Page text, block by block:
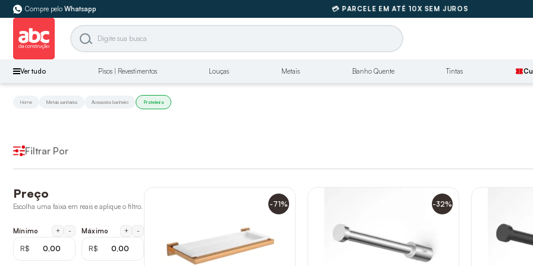
Compre pelo Whatsapp 💳 PARCELE EM ATÉ 10X SEM JUROS
FRETE GRÁTIS SUL E SUDESTE
🚚
Ver tudo Pisos | Revestimentos Louças Metais Banho Quente Tintas confirmation_number
Home Metais sanitários Acessorios banheiro Prateleira
Filtrar Por
Preço
Escolha uma faixa em reais e aplique o filtro.
Mínimo + -
R$
Máximo + -
R$
-71% -32%